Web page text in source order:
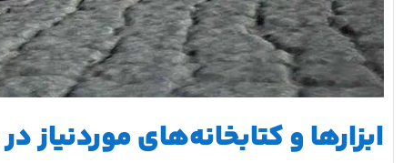
ابزارها و کتابخانه‌های موردنیاز